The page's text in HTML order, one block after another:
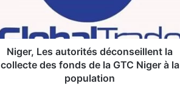
Niger, Les autorités déconseillent la
collecte des fonds de la GTC Niger à la
population